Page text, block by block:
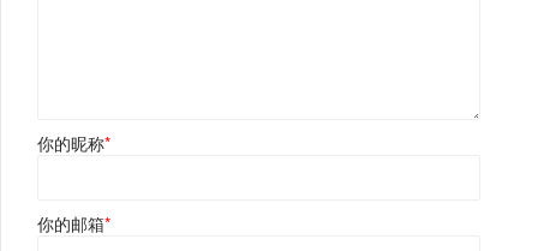
你的昵称*
你的邮箱*